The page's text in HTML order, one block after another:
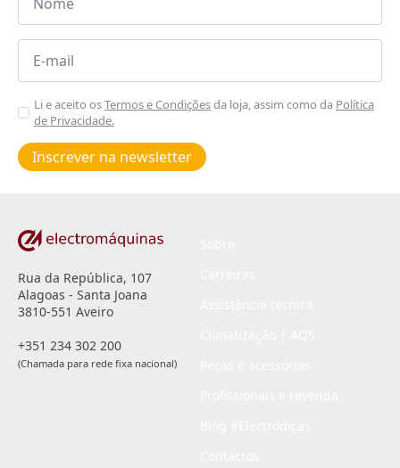
Email
Aceitar
Poiticas
de
privacidade
Li e aceito osTermos e Condiçõesda loja, assim como da Política
de Privacidade.
Inscrever na newsletter
Rua da República, 107
Alagoas - Santa Joana
3810-551 Aveiro
+351 234 302 200
(Chamada para rede fixa nacional)